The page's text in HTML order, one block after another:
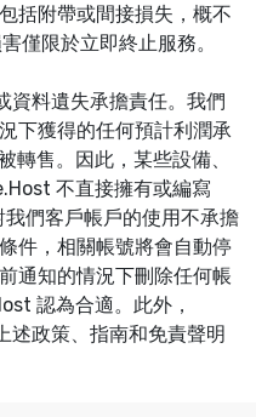
括附帶或間接損失，概不
僅限於立即終止服務。
資料遺失承擔責任。我們
下獲得的任何預計利潤承
轉售。因此，某些設備、
不直接擁有或編寫
們客戶帳戶的使用不承擔
件，相關帳號將會自動停
通知的情況下刪除任何帳
認為合適。此外，
述政策、指南和免責聲明